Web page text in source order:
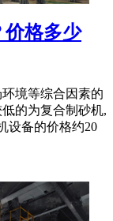
价格多少
境等综合因素的
的为复合制砂机,
设备的价格约20